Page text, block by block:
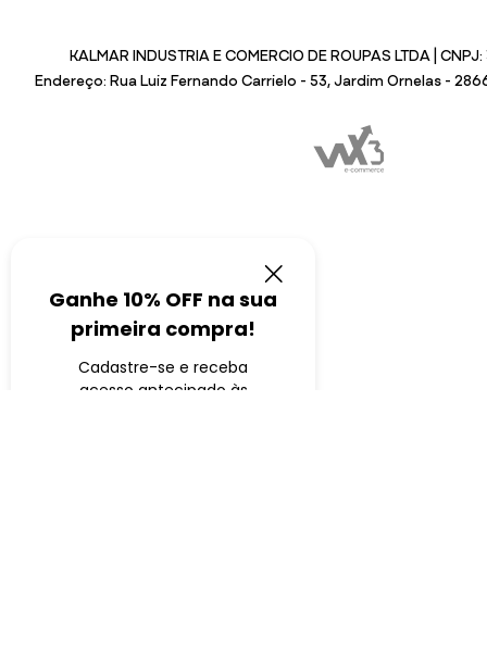
KALMAR INDUSTRIA E COMERCIO DE ROUPAS LTDA |
Endereço: Rua Luiz Fernando Carrielo - 53, Jardim Ornelas -